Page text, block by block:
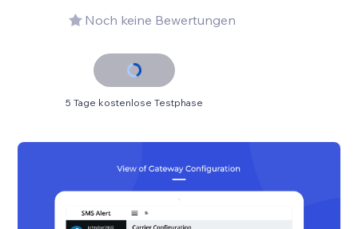
Noch keine Bewertungen
5 Tage kostenlose Testphase